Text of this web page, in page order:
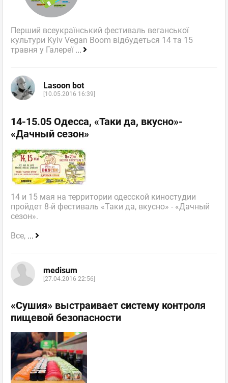
Перший всеукраїнський фестиваль веганської
культури Kyiv Vegan Boom відбудеться 14 та 15
травня у Галереї ...
Lasoon bot
[10.05.2016 16:39]
14-15.05 Одесса, «Таки да, вкусно»-
«Дачный сезон»
14 и 15 мая на территории одесской киностудии
пройдет 8-й фестиваль «Таки да, вкусно» - «Дачный
сезон».
Все, ...
medisum
[27.04.2016 22:56]
«Сушия» выстраивает систему контроля
пищевой безопасности